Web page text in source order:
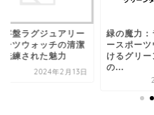
字盤ラグジュアリー
ーツウォッチの清潔
洗練された魅力
2024年2月13日
緑の魔力：
ースポー
けるグリ
の...